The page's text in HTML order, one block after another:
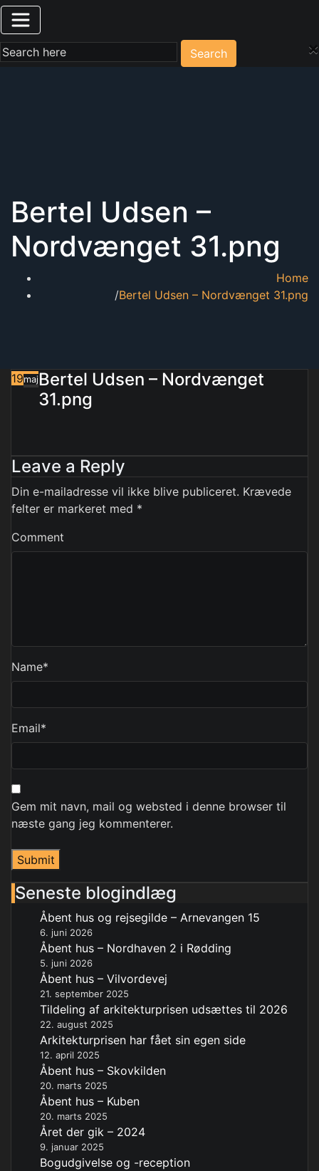
×
Search
Bertel Udsen –
Nordvænget 31.png
Home
Bertel Udsen – Nordvænget 31.png
19majBertel Udsen – Nordvænget
31.png
Leave a Reply
Din e-mailadresse vil ikke blive publiceret. Krævede
felter er markeret med *
Comment
Name*
Email*
Gem mit navn, mail og websted i denne browser til
næste gang jeg kommenterer.
Seneste blogindlæg
Åbent hus og rejsegilde – Arnevangen 15
6. juni 2026
Åbent hus – Nordhaven 2 i Rødding
5. juni 2026
Åbent hus – Vilvordevej
21. september 2025
Tildeling af arkitekturprisen udsættes til 2026
22. august 2025
Arkitekturprisen har fået sin egen side
12. april 2025
Åbent hus – Skovkilden
20. marts 2025
Åbent hus – Kuben
20. marts 2025
Året der gik – 2024
9. januar 2025
Bogudgivelse og -reception